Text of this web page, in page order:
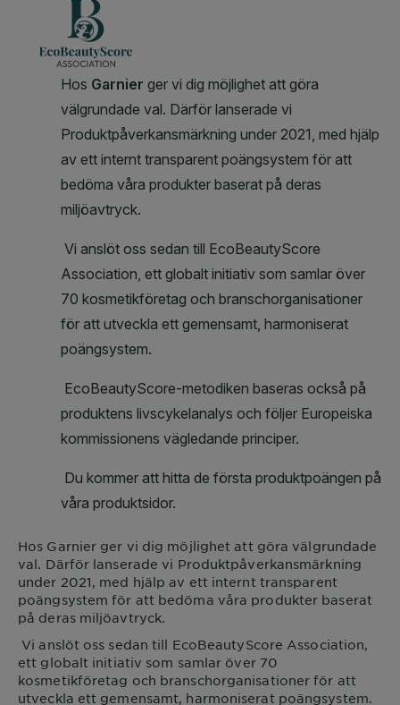
Hos Garnier ger vi dig möjlighet att göra välgrundade
val. Därför lanserade vi Produktpåverkansmärkning
under 2021, med hjälp av ett internt transparent
poängsystem för att bedöma våra produkter baserat
på deras miljöavtryck.
Vi anslöt oss sedan till EcoBeautyScore Association,
ett globalt initiativ som samlar över 70
kosmetikföretag och branschorganisationer för att
utveckla ett gemensamt, harmoniserat poängsystem.